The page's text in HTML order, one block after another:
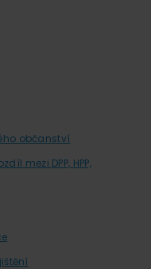
občanství
mezi DPP, HPP,